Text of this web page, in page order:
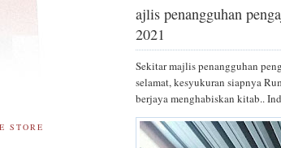
ajlis penangguhan
2021
Sekitar majlis penangguhan
selamat, kesyukuran siapnya
berjaya menghabiskan kitab..
STORE